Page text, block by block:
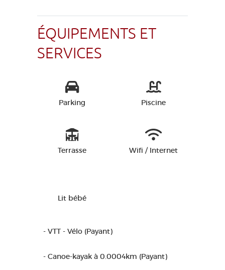
ÉQUIPEMENTS ET
SERVICES
Parking Piscine
Terrasse Wifi / Internet
Lit bébé
- VTT - Vélo (Payant)
- Canoe-kayak à 0.0004km (Payant)